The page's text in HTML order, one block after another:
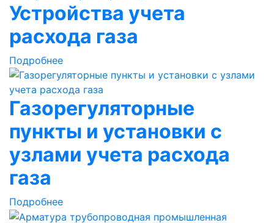
Устройства учета
расхода газа
Подробнее
Газорегуляторные
пункты и установки с
узлами учета расхода
газа
Подробнее